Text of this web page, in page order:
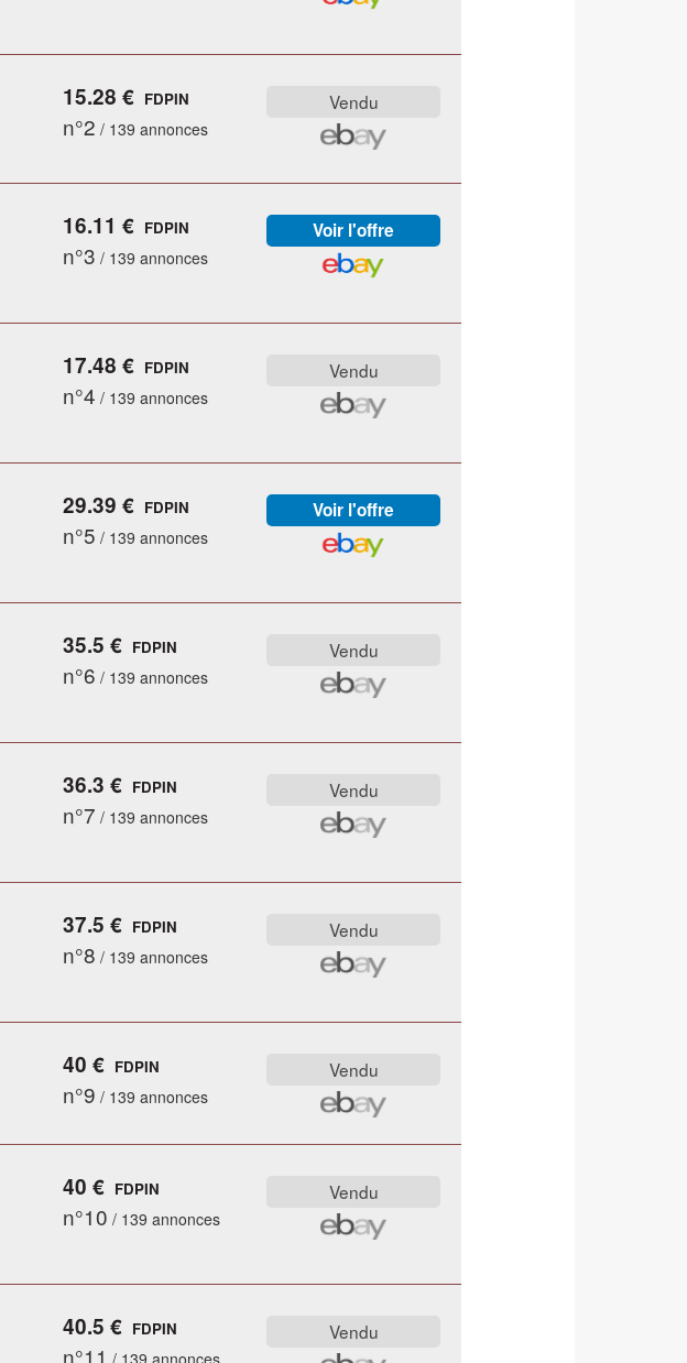
15.28 € FDPIN
n°2 / 139 annonces
16.11 € FDPIN
n°3 / 139 annonces
17.48 € FDPIN
n°4 / 139 annonces
29.39 € FDPIN
n°5 / 139 annonces
35.5 € FDPIN
n°6 / 139 annonces
36.3 € FDPIN
n°7 / 139 annonces
37.5 € FDPIN
n°8 / 139 annonces
40 € FDPIN
n°9 / 139 annonces
40 € FDPIN
n°10 / 139 annonces
40.5 € FDPIN
n°11